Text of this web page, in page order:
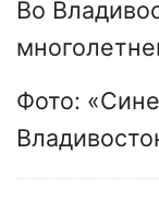
Во
Фото: